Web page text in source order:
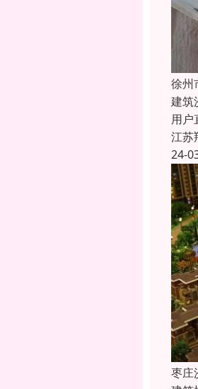
徐州
建筑
用户
江苏
24-
枣庄